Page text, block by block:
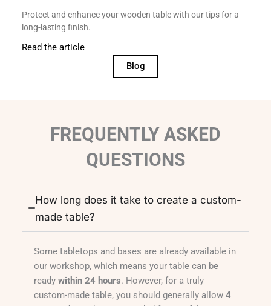
Protect and enhance your wooden table with our tips for a
long-lasting finish.
Read the article
Blog
FREQUENTLY ASKED
QUESTIONS
How long does it take to create a custom-
made table?
Some tabletops and bases are already available in
our workshop, which means your table can be
ready within 24 hours. However, for a truly
custom-made table, you should generally allow 4